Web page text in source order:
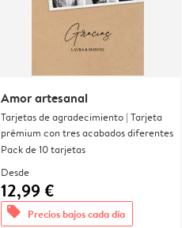
Amor artesanal
Tarjetas de agradecimiento | Tarjeta
prémium con tres acabados diferentes
Pack de 10 tarjetas
Desde
12,99 €
offers Precios bajos cada día